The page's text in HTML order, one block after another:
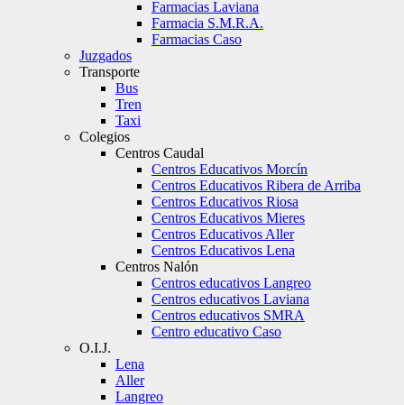
Farmacias Laviana
Farmacia S.M.R.A.
Farmacias Caso
Juzgados
Transporte
Bus
Tren
Taxi
Colegios
Centros Caudal
Centros Educativos Morcín
Centros Educativos Ribera de Arriba
Centros Educativos Riosa
Centros Educativos Mieres
Centros Educativos Aller
Centros Educativos Lena
Centros Nalón
Centros educativos Langreo
Centros educativos Laviana
Centros educativos SMRA
Centro educativo Caso
O.I.J.
Lena
Aller
Langreo